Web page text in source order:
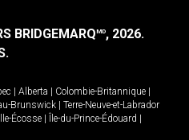
BRIDGEMARQMD, 2026.
Alberta Colombie-Britannique
Brunswick
Terre-Neuve-et-Labrador
Écosse Île-du-Prince-Édouard